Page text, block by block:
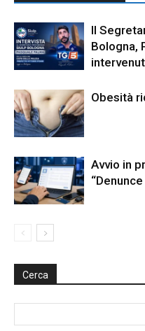
Il
Bologna,
Obesità
Avvio in
Cerca